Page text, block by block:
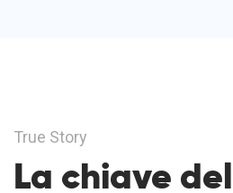
True Story
La chiave